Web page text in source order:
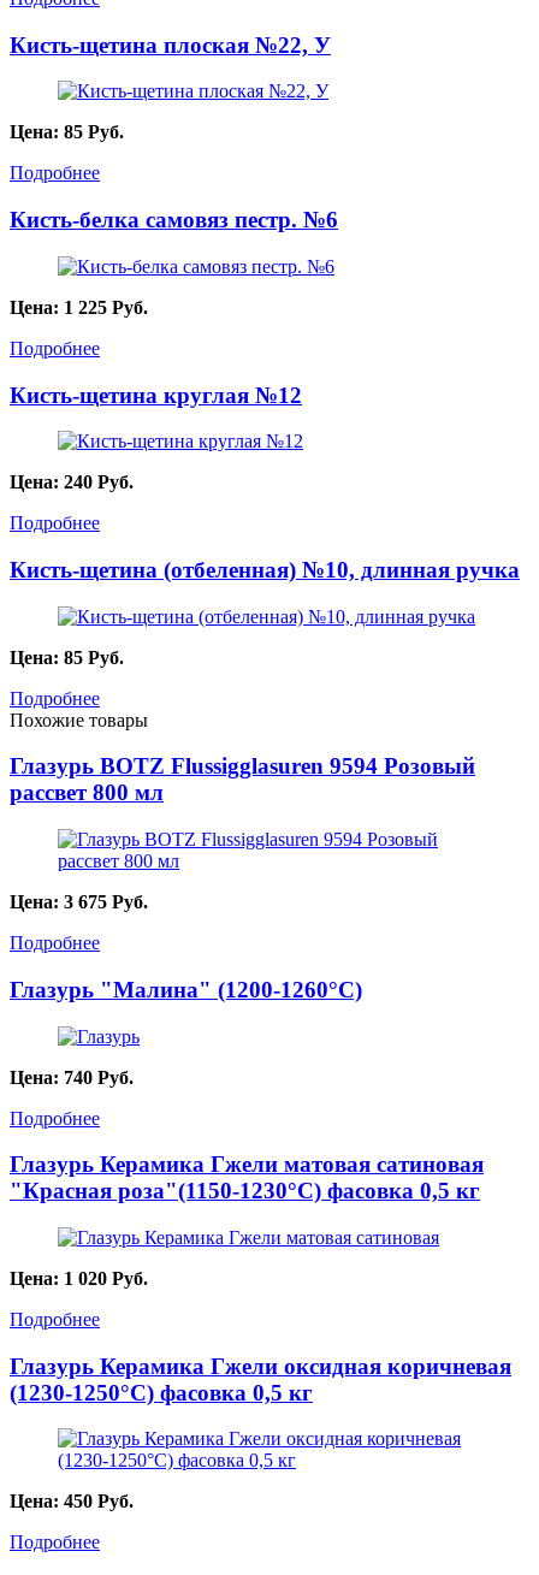
Кисть-щетина плоская №22, У
Цена: 85 Руб.
Подробнее
Кисть-белка самовяз пестр. №6
Цена: 1 225 Руб.
Подробнее
Кисть-щетина круглая №12
Цена: 240 Руб.
Подробнее
Кисть-щетина (отбеленная) №10, длинная ручка
Цена: 85 Руб.
Подробнее
Похожие товары
Глазурь BOTZ Flussigglasuren 9594 Розовый
рассвет 800 мл
Цена: 3 675 Руб.
Подробнее
Глазурь "Малина" (1200-1260°С)
Цена: 740 Руб.
Подробнее
Глазурь Керамика Гжели матовая сатиновая
"Красная роза"(1150-1230°C) фасовка 0,5 кг
Цена: 1 020 Руб.
Подробнее
Глазурь Керамика Гжели оксидная коричневая
(1230-1250°С) фасовка 0,5 кг
Цена: 450 Руб.
Подробнее